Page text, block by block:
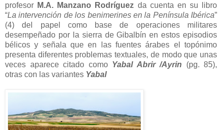
profesor M.A. Manzano Rodríguez da cuenta en su libro
“La intervención de los benimerines en la Península Ibérica”
(4) del papel como base de operaciones militares
desempeñado por la sierra de Gibalbín en estos episodios
bélicos y señala que en las fuentes árabes el topónimo
presenta diferentes problemas textuales, de modo que unas
veces aparece citado como Yabal Abrir /Ayrin (pg. 85),
otras con las variantes Yabal